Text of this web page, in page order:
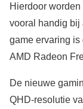
Hierdoor
vooral handig bij
game ervaring is
AMD Radeon
De nieuwe
QHD-resolutie